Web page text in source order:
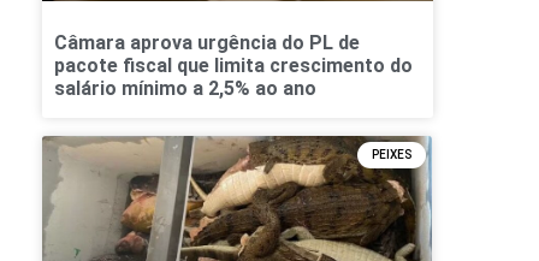
Câmara aprova urgência do PL de
pacote fiscal que limita crescimento do
salário mínimo a 2,5% ao ano
PEIXES